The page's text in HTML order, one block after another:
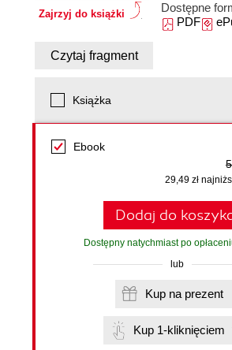
Zajrzyj do książki
Dostępne
PDF
Czytaj fragment
Książka
Ebook
29,49 zł
Dodaj do
Dostępny natychmiast po
lub
Kup na prezent
Kup 1-kliknięciem